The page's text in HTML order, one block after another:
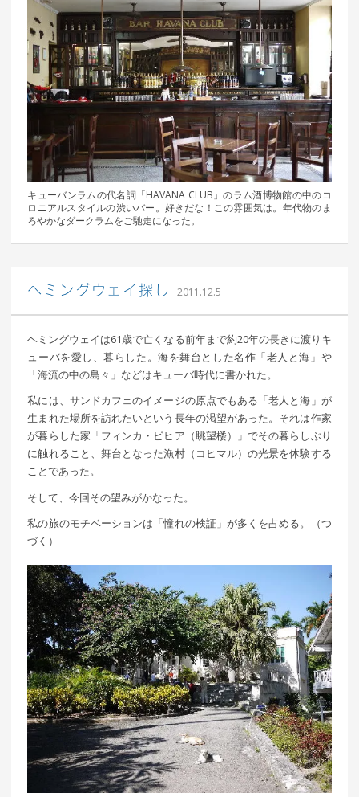
キューバンラムの代名詞「HAVANA CLUB」のラム酒博物館の中のコ
ロニアルスタイルの渋いバー。好きだな！この雰囲気は。年代物のま
ろやかなダークラムをご馳走になった。
ヘミングウェイ探し 2011.12.5
ヘミングウェイは61歳で亡くなる前年まで約20年の長きに渡りキ
ューバを愛し、暮らした。海を舞台とした名作「老人と海」や
「海流の中の島々」などはキューバ時代に書かれた。
私には、サンドカフェのイメージの原点でもある「老人と海」が
生まれた場所を訪れたいという長年の渇望があった。それは作家
が暮らした家「フィンカ・ビヒア（眺望楼）」でその暮らしぶり
に触れること、舞台となった漁村（コヒマル）の光景を体験する
ことであった。
そして、今回その望みがかなった。
私の旅のモチベーションは「憧れの検証」が多くを占める。（つ
づく）